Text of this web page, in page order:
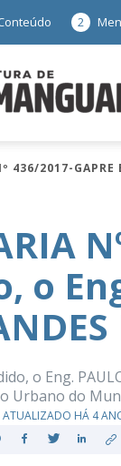
2
436/2017-
o
o Eng.
Urbano do
ATUALIZADO HÁ 4